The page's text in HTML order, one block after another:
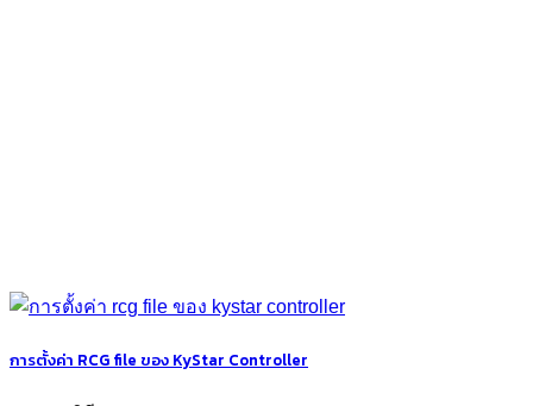
การตั้งค่า RCG file ของ KyStar Controller